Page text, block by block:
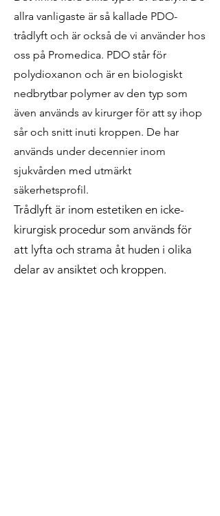
allra vanligaste är så kallade PDO-
trådlyft och är också de vi använder hos
oss på Promedica. PDO står för
polydioxanon och är en biologiskt
nedbrytbar polymer av den typ som
även används av kirurger för att sy ihop
sår och snitt inuti kroppen. De har
används under decennier inom
sjukvården med utmärkt
säkerhetsprofil.
Trådlyft är inom estetiken en icke-
kirurgisk procedur som används för
att lyfta och strama åt huden i olika
delar av ansiktet och kroppen.